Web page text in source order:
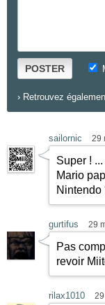
POSTER
› Retrouvez
sailornic 29
Super !
Mario
Nintendo
gurtifus 29
Pas
revoir
rilax1010